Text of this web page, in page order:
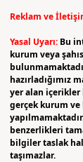
Reklam ve
Yasal Uyarı: Bu
kurum veya
hazırladığımız
yer alan
gerçek kurum ve
benzerlikleri
bilgiler taslak
taşımazlar.